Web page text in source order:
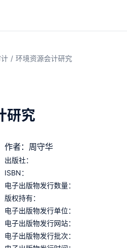
/ 环境资源会计研究
研究
作者：周守华
出版社：
ISBN：
电子出版物发行数量：
版权持有：
电子出版物发行单位：
电子出版物发行网站：
电子出版物发行批次：